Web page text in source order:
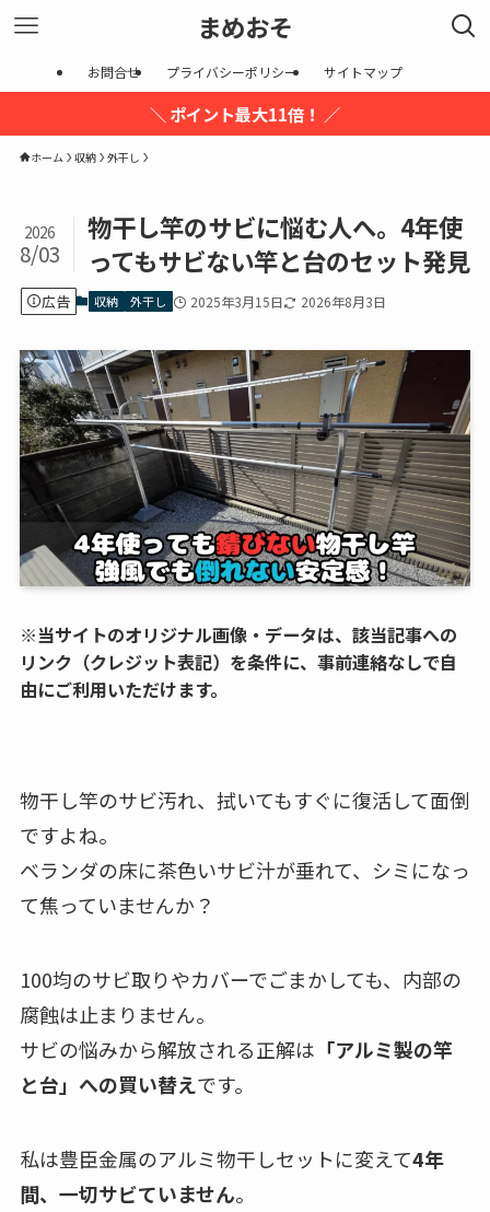
まめおそ
お問合せ プライバシーポリシー サイトマップ
＼ ポイント最大11倍！ ／
ホーム 収納 外干し
物干し竿のサビに悩む人へ。4年使
ってもサビない竿と台のセット発見
2026
8/03
広告 収納 外干し 2025年3月15日 2026年8月3日
※当サイトのオリジナル画像・データは、該当記事への
リンク（クレジット表記）を条件に、事前連絡なしで自
由にご利用いただけます。
物干し竿のサビ汚れ、拭いてもすぐに復活して面倒
ですよね。
ベランダの床に茶色いサビ汁が垂れて、シミになっ
て焦っていませんか？
100均のサビ取りやカバーでごまかしても、内部の
腐蝕は止まりません。
サビの悩みから解放される正解は 「アルミ製の竿
と台」への買い替えです。
私は豊臣金属のアルミ物干しセットに変えて4年
間、一切サビていません。